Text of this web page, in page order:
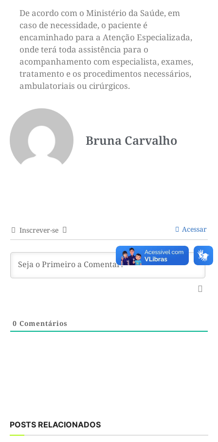
De acordo com o Ministério da Saúde, em
caso de necessidade, o paciente é
encaminhado para a Atenção Especializada,
onde terá toda assistência para o
acompanhamento com especialista, exames,
tratamento e os procedimentos necessários,
ambulatoriais ou cirúrgicos.
Bruna Carvalho
Inscrever-se Acessar
0 Comentários
POSTS RELACIONADOS